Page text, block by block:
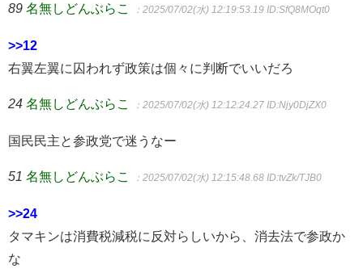
89 名無しどんぶらこ ：2025/07/02(水) 12:19:53.19 ID:SfQ8MOqt0
>>12
右翼左翼に囚われず政策は個々に判断でいいだろ
24 名無しどんぶらこ ：2025/07/02(水) 12:12:24.27 ID:Njy0DjZX0
国民民主と参政党で迷うなー
51 名無しどんぶらこ ：2025/07/02(水) 12:15:48.68 ID:tvZk/TJB0
>>24
タマキンは消費税減税に反対らしいから、消去法で参政か
な